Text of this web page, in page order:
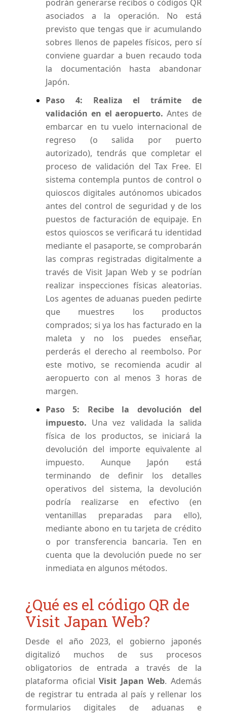
podrán generarse recibos o códigos QR
asociados a la operación. No está
previsto que tengas que ir acumulando
sobres llenos de papeles físicos, pero sí
conviene guardar a buen recaudo toda
la documentación hasta abandonar
Japón.
Paso 4: Realiza el trámite de
validación en el aeropuerto. Antes de
embarcar en tu vuelo internacional de
regreso (o salida por puerto
autorizado), tendrás que completar el
proceso de validación del Tax Free. El
sistema contempla puntos de control o
quioscos digitales autónomos ubicados
antes del control de seguridad y de los
puestos de facturación de equipaje. En
estos quioscos se verificará tu identidad
mediante el pasaporte, se comprobarán
las compras registradas digitalmente a
través de Visit Japan Web y se podrían
realizar inspecciones físicas aleatorias.
Los agentes de aduanas pueden pedirte
que muestres los productos
comprados; si ya los has facturado en la
maleta y no los puedes enseñar,
perderás el derecho al reembolso. Por
este motivo, se recomienda acudir al
aeropuerto con al menos 3 horas de
margen.
Paso 5: Recibe la devolución del
impuesto. Una vez validada la salida
física de los productos, se iniciará la
devolución del importe equivalente al
impuesto. Aunque Japón está
terminando de definir los detalles
operativos del sistema, la devolución
podría realizarse en efectivo (en
ventanillas preparadas para ello),
mediante abono en tu tarjeta de crédito
o por transferencia bancaria. Ten en
cuenta que la devolución puede no ser
inmediata en algunos métodos.
¿Qué es el código QR de
Visit Japan Web?
Desde el año 2023, el gobierno japonés
digitalizó muchos de sus procesos
obligatorios de entrada a través de la
plataforma oficialVisit Japan Web. Además
de registrar tu entrada al país y rellenar los
formularios digitales de aduanas e